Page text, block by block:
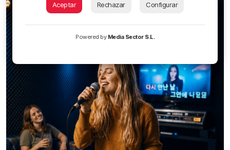
Aceptar Rechazar Configurar
Powered by Media Sector S.L.